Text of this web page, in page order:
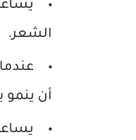
الشعر.
أن ينمو